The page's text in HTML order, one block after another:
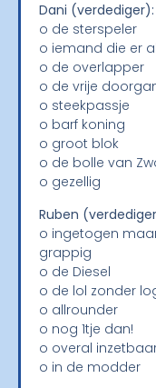
Dani (verdediger):
o de sterspeler
o iemand die er
o de overlapper
o de vrije
o steekpassje
o barf koning
o groot blok
o de bolle van
o gezellig
Ruben
o ingetogen
grappig
o de Diesel
o de lol zonder
o allrounder
o nog 1tje dan!
o overal
o in de modder